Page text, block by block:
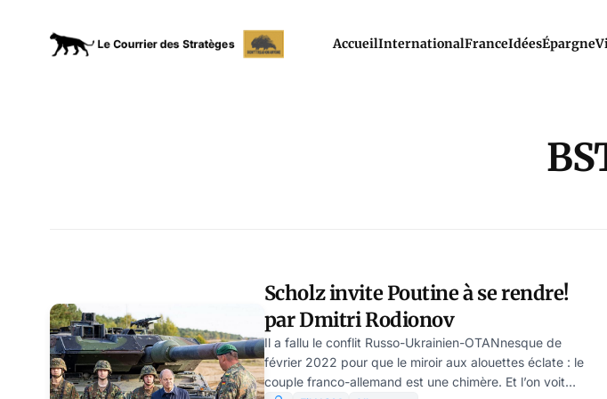
AccueilInternationalFranceIdéesÉpargne
Scholz invite Poutine à se rendre!
par Dmitri Rodionov
Il a fallu le conflit Russo-Ukrainien-OTANnesque de
février 2022 pour que le miroir aux alouettes éclate : le
couple franco-allemand est une chimère. Et l’on voit